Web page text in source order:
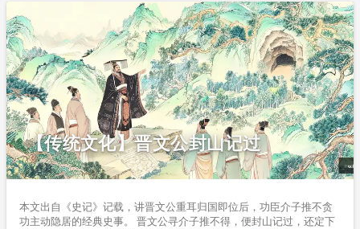
【传统文化】晋文公封山记过
本文出自《史记》记载，讲晋文公重耳归国即位后，功臣介子推不贪
功主动隐居的经典史事。 晋文公寻介子推不得，便封山记过，还定下